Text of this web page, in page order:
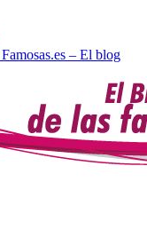
Famosas.es – El blog